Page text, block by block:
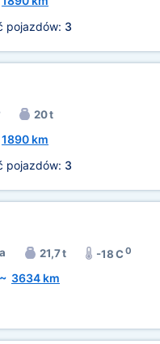
pojazdów: 3
20 t
1890 km
pojazdów: 3
21,7 t -18 C0
~ 3634 km